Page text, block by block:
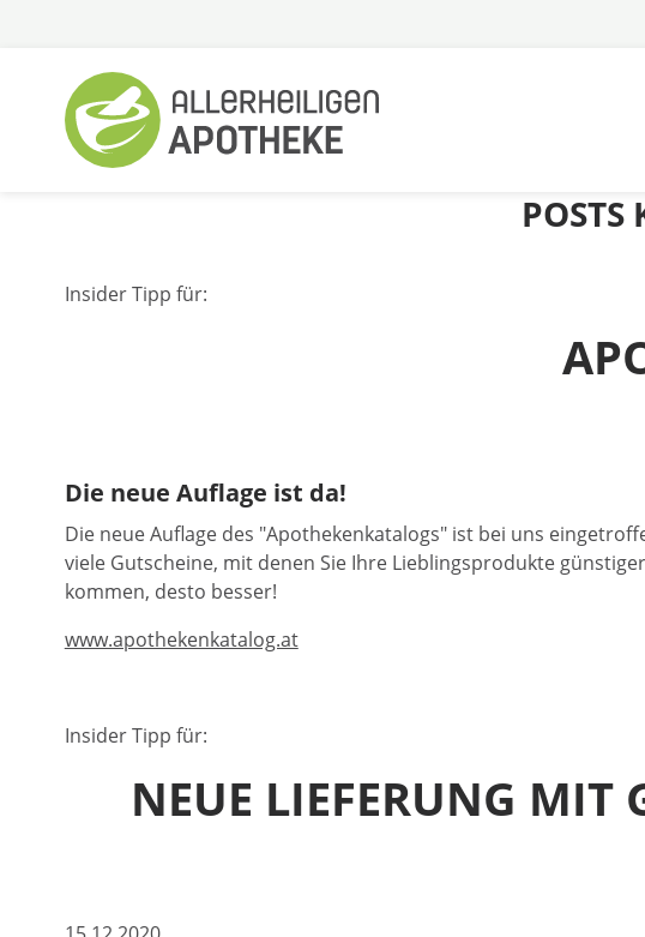
POSTS
Insider Tipp für:
Die neue Auflage ist da!
Die neue Auflage des "Apothekenkatalogs" ist bei uns
viele Gutscheine, mit denen Sie Ihre Lieblingsprodukte
kommen, desto besser!
www.apothekenkatalog.at
Insider Tipp für:
NEUE LIEFERUNG MIT